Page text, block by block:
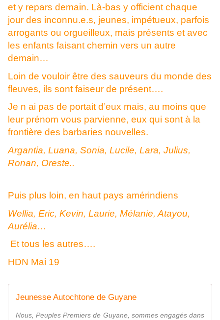
et y repars demain. Là-bas y officient chaque
jour des inconnu.e.s, jeunes, impétueux, parfois
arrogants ou orgueilleux, mais présents et avec
les enfants faisant chemin vers un autre
demain…
Loin de vouloir être des sauveurs du monde des
fleuves, ils sont faiseur de présent….
Je n ai pas de portait d’eux mais, au moins que
leur prénom vous parvienne, eux qui sont à la
frontière des barbaries nouvelles.
Argantia, Luana, Sonia, Lucile, Lara, Julius,
Ronan, Oreste..
Puis plus loin, en haut pays amérindiens
Wellia, Eric, Kevin, Laurie, Mélanie, Atayou,
Aurélia…
Et tous les autres….
HDN Mai 19
Jeunesse Autochtone de Guyane
Nous, Peuples Premiers de Guyane, sommes engagés dans